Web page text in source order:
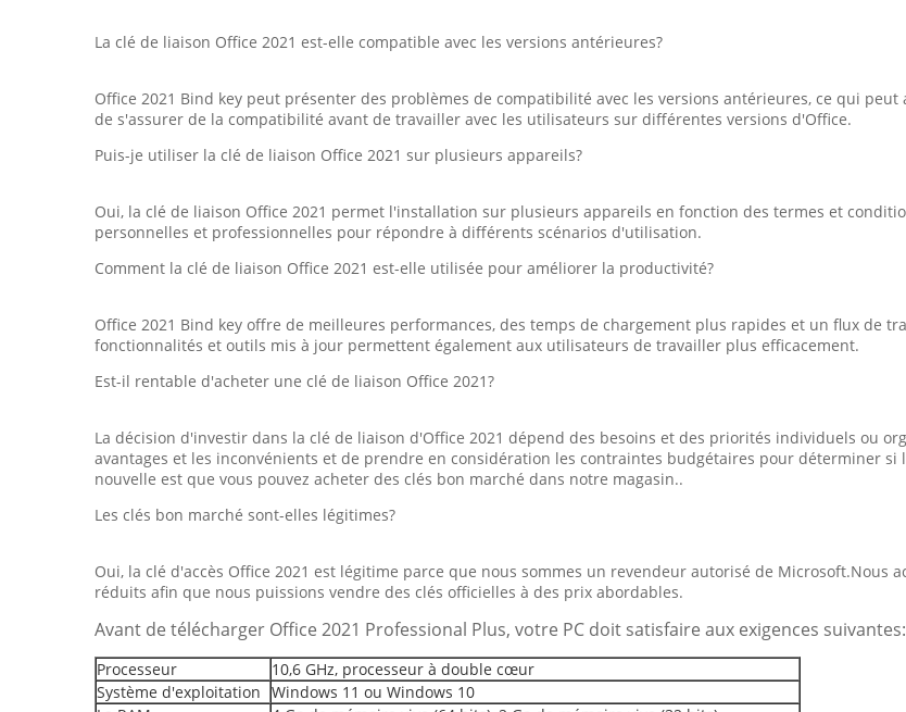
La clé de liaison Office 2021 est-elle compatible avec les versions antérieures?
Office 2021 Bind key peut présenter des problèmes de compatibilité avec les versions antérieures, ce qui
de s'assurer de la compatibilité avant de travailler avec les utilisateurs sur différentes versions d'Office.
Puis-je utiliser la clé de liaison Office 2021 sur plusieurs appareils?
Oui, la clé de liaison Office 2021 permet l'installation sur plusieurs appareils en fonction des termes et
personnelles et professionnelles pour répondre à différents scénarios d'utilisation.
Comment la clé de liaison Office 2021 est-elle utilisée pour améliorer la productivité?
Office 2021 Bind key offre de meilleures performances, des temps de chargement plus rapides et un flux de
fonctionnalités et outils mis à jour permettent également aux utilisateurs de travailler plus efficacement.
Est-il rentable d'acheter une clé de liaison Office 2021?
La décision d'investir dans la clé de liaison d'Office 2021 dépend des besoins et des priorités individuels ou
avantages et les inconvénients et de prendre en considération les contraintes budgétaires pour déterminer
nouvelle est que vous pouvez acheter des clés bon marché dans notre magasin..
Les clés bon marché sont-elles légitimes?
Oui, la clé d'accès Office 2021 est légitime parce que nous sommes un revendeur autorisé de Microsoft.Nous
réduits afin que nous puissions vendre des clés officielles à des prix abordables.
Avant de télécharger Office 2021 Professional Plus, votre PC doit satisfaire aux exigences suivantes:
Processeur
10,6 GHz, processeur à double cœur
Système d'exploitation Windows 11 ou Windows 10